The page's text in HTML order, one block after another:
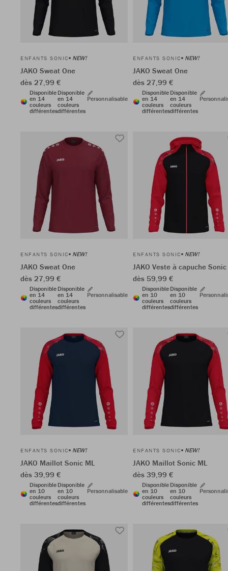
ENFANTS SONIC NEW!
JAKO Sweat One
dès 27,99 €
Disponible
en 14
couleurs
différentes
Disponible
en 14
couleurs
différentes
Personnalisable
ENFANTS SONIC NEW!
JAKO Sweat One
dès 27,99 €
Disponible
en 14
couleurs
différentes
Disponible
en 14
couleurs
différentes
ENFANTS SONIC NEW!
JAKO Sweat One
dès 27,99 €
Disponible
en 14
couleurs
différentes
Disponible
en 14
couleurs
différentes
Personnalisable
ENFANTS SONIC NEW!
JAKO Veste à capuche Sonic
dès 59,99 €
Disponible
en 10
couleurs
différentes
Disponible
en 10
couleurs
différentes
ENFANTS SONIC NEW!
JAKO Maillot Sonic ML
dès 39,99 €
Disponible
en 10
couleurs
différentes
Disponible
en 10
couleurs
différentes
Personnalisable
ENFANTS SONIC NEW!
JAKO Maillot Sonic ML
dès 39,99 €
Disponible
en 10
couleurs
différentes
Disponible
en 10
couleurs
différentes